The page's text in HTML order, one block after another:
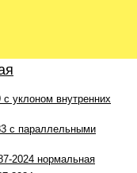
уклоном внутренних
с параллельными
2024 нормальная